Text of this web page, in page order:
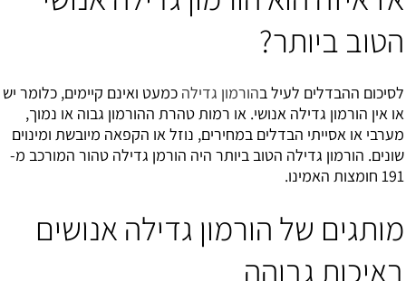
הטוב ביותר?
לסיכום ההבדלים לעיל בהורמון גדילה כמעט ואינם קיימים, כלומר יש
או אין הורמון גדילה אנושי. או רמות טהרת ההורמון גבוה או נמוך,
מערבי או אסייתי הבדלים במחירים, נוזל או הקפאה מיובשת ומינוים
שונים. הורמון גדילה הטוב ביותר היה הורמן גדילה טהור המורכב מ-
191 חומצות האמינו.
מותגים של הורמון גדילה אנושים
באיכות גבוהה